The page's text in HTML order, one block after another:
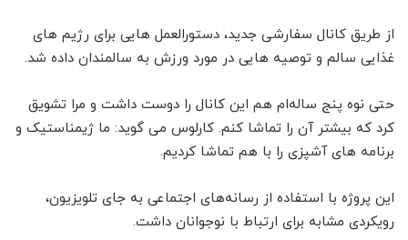
از طریق کانال سفارشی جدید، دستورالعمل هایی برای رژیم های
غذایی سالم و توصیه هایی در مورد ورزش به سالمندان داده شد.
حتی نوه پنج ساله‌ام هم این کانال را دوست داشت و مرا تشویق
کرد که بیشتر آن را تماشا کنم. کارلوس می گوید: ما ژیمناستیک و
برنامه های آشپزی را با هم تماشا کردیم.
این پروژه با استفاده از رسانه‌های اجتماعی به جای تلویزیون،
رویکردی مشابه برای ارتباط با نوجوانان داشت.